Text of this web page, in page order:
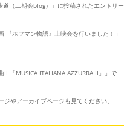
（二期会blog）」に投稿されたエントリー
『ホフマン物語』上映会を行いました！ 」
MUSICA ITALIANA AZZURRA II」
」で
ジやアーカイブページ も見てください。